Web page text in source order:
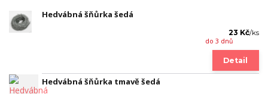
Hedvábná šňůrka šedá
23 Kč/ks
do 3 dnů
Detail
Hedvábná šňůrka tmavě šedá